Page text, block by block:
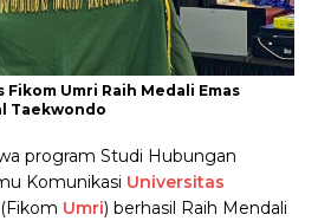
Fikom Umri Raih Medali Emas
Taekwondo
program Studi Hubungan
Komunikasi Universitas
(Fikom Umri) berhasil Raih Mendali